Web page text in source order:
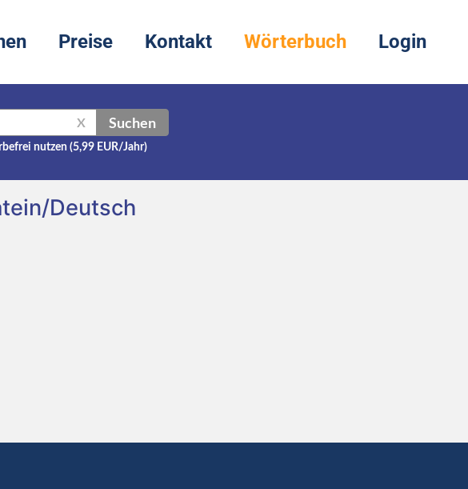
Preise Kontakt Wörterbuch Login
X Suchen
nutzen (5,99 EUR/Jahr)
Deutsch